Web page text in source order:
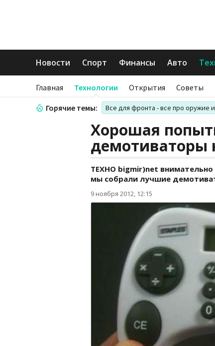
Новости Спорт Финансы Авто
Главная Технологии Открытия Советы
Горячие темы: Все для фронта - все про оружие
Хорошая
демотиваторы
ТЕХНО bigmir)net внимательно
мы собрали лучшие
9 ноября 2012, 12:15